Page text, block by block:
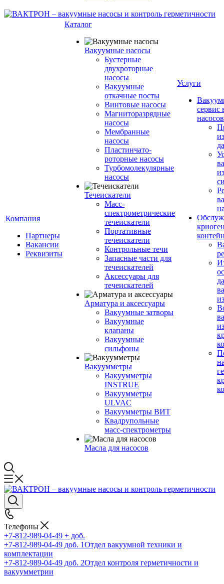
Компания
Партнеры
Вакансии
Реквизиты
Каталог
Вакуумные насосы
Бустерные
двухроторные
насосы
Вакуумные
откачные посты
Винтовые насосы
Магниторазрядные
насосы
Мембранные
насосы
Пластинчато-
роторные насосы
Турбомолекулярные
насосы
Течеискатели
Масс-
спектрометрические
течеискатели
Портативные
течеискатели
Контрольные течи
Запасные части для
течеискателей
Аксессуары для
течеискателей
Арматура и аксессуары
Вакуумные затворы
Вакуумные
клапаны
Вакуумные
сильфоны
Вакуумметры
Вакуумметры
INSTRUE
Вакуумметры
ULVAC
Вакуумметры ВИТ
Квадрупольные
масс-спектрометры
Масла для насосов
Услуги
сервис
насосов
Телефоны
+7-812-989-04-49 + доб.
+7-812-989-04-49 доб. 1Отдел вакуумной техники и
комплектации
+7-812-989-04-49 доб. 2Отдел контроля герметичности и
вакуумметрии